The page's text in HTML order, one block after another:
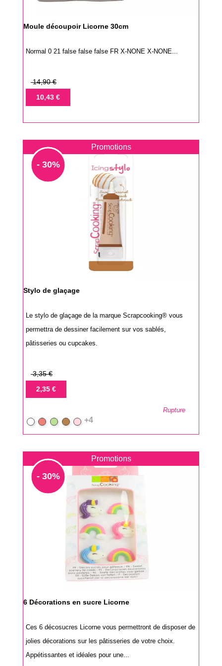
Moule découpoir Licorne 30cm
Normal 0 21 false false false FR X-NONE X-NONE...
Prix
base
14,90 €
Prix10,43 €
Promotions
- 30%
Stylo de glaçage
Le stylo de glaçage de la marque Scrapcooking® vous
permettra de dessiner facilement sur vos sablés,
pâtisseries ou cupcakes.
Prix
base
3,35 €
Prix2,35 €
BlancRouge
VertMarron
Rose
+4
Rupture
Promotions
- 30%
6 Décorations en sucre Licorne
Ces 6 décosucres Licorne vous permettront de disposer de
jolies décorations sur les pâtisseries de votre choix.
Appétissantes et idéales pour une...